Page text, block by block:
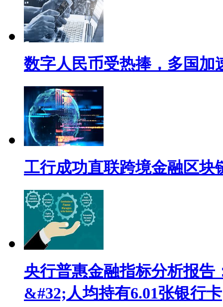
数字人民币受热捧，多国加
工行成功直联跨境金融区块
央行普惠金融指标分析报告
&#32;人均持有6.01张银行卡